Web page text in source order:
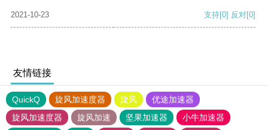
2021-10-23 支持[0] 反对[0]
友情链接
QuickQ 旋风加速度器 旋风
优途加速器
旋风加速度器
旋风加速 坚果加速器
小牛加速器